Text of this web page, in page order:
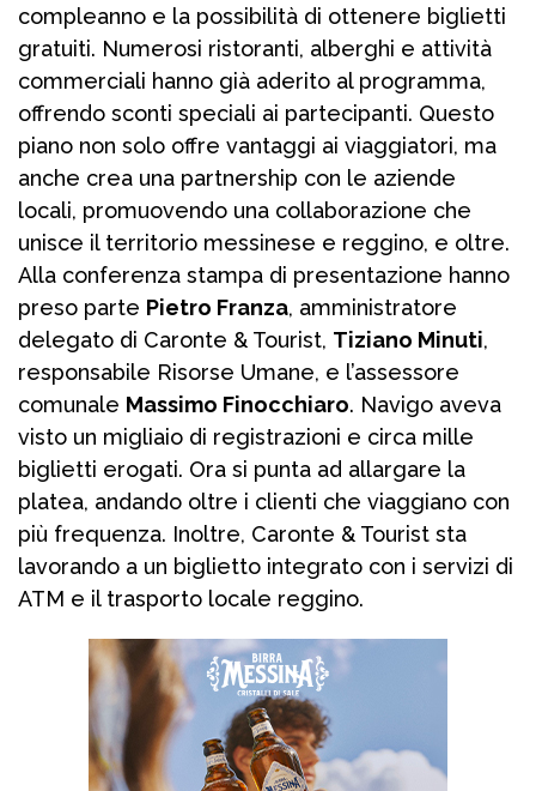
compleanno e la possibilità di ottenere biglietti
gratuiti. Numerosi ristoranti, alberghi e attività
commerciali hanno già aderito al programma,
offrendo sconti speciali ai partecipanti. Questo
piano non solo offre vantaggi ai viaggiatori, ma
anche crea una partnership con le aziende
locali, promuovendo una collaborazione che
unisce il territorio messinese e reggino, e oltre.
Alla conferenza stampa di presentazione hanno
preso parte Pietro Franza, amministratore
delegato di Caronte & Tourist, Tiziano Minuti,
responsabile Risorse Umane, e l’assessore
comunale Massimo Finocchiaro. Navigo aveva
visto un migliaio di registrazioni e circa mille
biglietti erogati. Ora si punta ad allargare la
platea, andando oltre i clienti che viaggiano con
più frequenza. Inoltre, Caronte & Tourist sta
lavorando a un biglietto integrato con i servizi di
ATM e il trasporto locale reggino.